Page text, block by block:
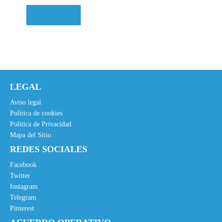
9
LEGAL
Aviso legal
Política de cookies
Política de Privacidad
Mapa del Sitio
REDES SOCIALES
Facebook
Twitter
Instagram
Telegram
Pinterest